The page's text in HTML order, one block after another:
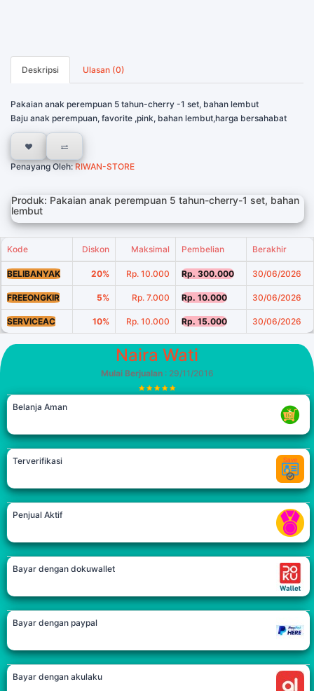
Deskripsi Ulasan (0)
Pakaian anak perempuan 5 tahun-cherry -1 set, bahan lembut
Baju anak perempuan, favorite ,pink, bahan lembut,harga bersahabat
Penayang Oleh:RIWAN-STORE
Produk: Pakaian anak perempuan 5 tahun-cherry-1 set, bahan
lembut
Kode Diskon Maksimal Pembelian Berakhir
BELIBANYAK 20% Rp. 10.000 Rp. 300.000 30/06/2026
FREEONGKIR 5% Rp. 7.000 Rp. 10.000 30/06/2026
SERVICEAC 10% Rp. 10.000 Rp. 15.000 30/06/2026
Naira Wati
Mulai Berjualan: 29/11/2016
Belanja Aman
Terverifikasi
Penjual Aktif
Bayar dengan dokuwallet
Bayar dengan paypal
Bayar dengan akulaku